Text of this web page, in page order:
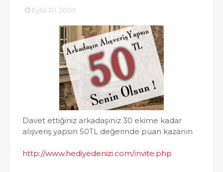
Eylül 30, 2009
Davet ettiğiniz arkadaşınız 30 ekime kadar
alışveriş yapsın 50TL değerinde puan kazanın
http://www.hediyedenizi.com/invite.php